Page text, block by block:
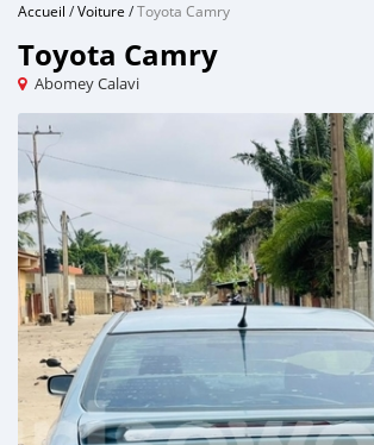
Accueil /Voiture /Toyota Camry
Toyota Camry
Abomey Calavi